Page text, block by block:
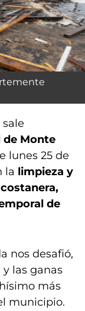
de Monte
lunes 25 de
la limpieza y
de
nos desafió,
las ganas
más
municipio.